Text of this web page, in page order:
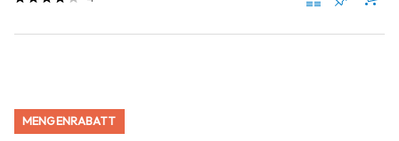
MENGENRABATT